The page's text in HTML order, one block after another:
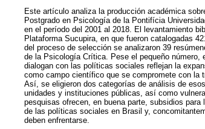
Este artículo analiza la producción académica
Postgrado en Psicología de la Pontifícia
en el período del 2001 al 2018. El levantamiento
Plataforma Sucupira, en que fueron catalogadas
del proceso de selección se analizaron 39
de la Psicología Crítica. Pese el pequeño número,
dialogan con las políticas sociales reflejan la
como campo científico que se compromete con la
Así, se eligieron dos categorías de análisis de
unidades y instituciones públicas, así como
pesquisas ofrecen, en buena parte, subsidios
de las políticas sociales en Brasil y,
deben enfrentarse.